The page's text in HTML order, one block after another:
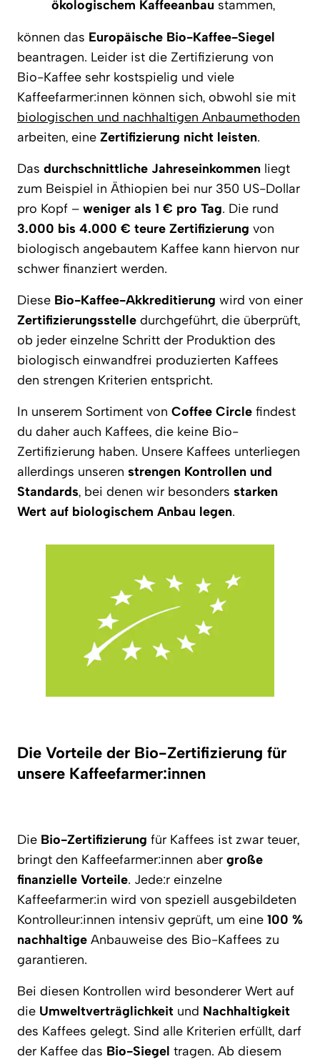
ökologischem Kaffeeanbau stammen,
können das Europäische Bio-Kaffee-Siegel
beantragen. Leider ist die Zertifizierung von
Bio-Kaffee sehr kostspielig und viele
Kaffeefarmer:innen können sich, obwohl sie mit
biologischen und nachhaltigen Anbaumethoden
arbeiten, eine Zertifizierung nicht leisten.
Das durchschnittliche Jahreseinkommen liegt
zum Beispiel in Äthiopien bei nur 350 US-Dollar
pro Kopf – weniger als 1 € pro Tag. Die rund
3.000 bis 4.000 € teure Zertifizierung von
biologisch angebautem Kaffee kann hiervon nur
schwer finanziert werden.
Diese Bio-Kaffee-Akkreditierung wird von einer
Zertifizierungsstelle durchgeführt, die überprüft,
ob jeder einzelne Schritt der Produktion des
biologisch einwandfrei produzierten Kaffees
den strengen Kriterien entspricht.
In unserem Sortiment von Coffee Circle findest
du daher auch Kaffees, die keine Bio-
Zertifizierung haben. Unsere Kaffees unterliegen
allerdings unseren strengen Kontrollen und
Standards, bei denen wir besonders starken
Wert auf biologischem Anbau legen.
Die Vorteile der Bio-Zertifizierung für
unsere Kaffeefarmer:innen
Die Bio-Zertifizierung für Kaffees ist zwar teuer,
bringt den Kaffeefarmer:innen aber große
finanzielle Vorteile. Jede:r einzelne
Kaffeefarmer:in wird von speziell ausgebildeten
Kontrolleur:innen intensiv geprüft, um eine 100 %
nachhaltige Anbauweise des Bio-Kaffees zu
garantieren.
Bei diesen Kontrollen wird besonderer Wert auf
die Umweltverträglichkeit und Nachhaltigkeit
des Kaffees gelegt. Sind alle Kriterien erfüllt, darf
der Kaffee das Bio-Siegel tragen. Ab diesem